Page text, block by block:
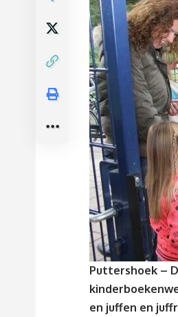
Puttershoek –
en juffen en